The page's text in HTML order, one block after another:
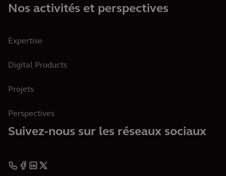
Nos activités et perspectives
Expertise
Digital Products
Projets
Perspectives
Suivez-nous sur les réseaux sociaux